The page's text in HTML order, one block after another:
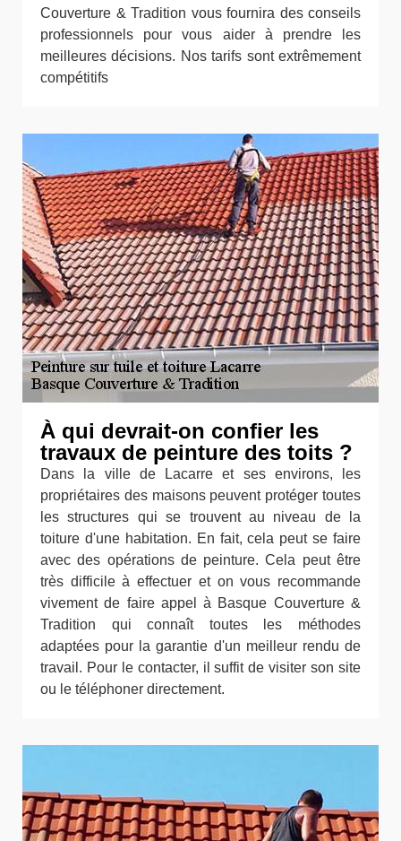
Couverture & Tradition vous fournira des conseils
professionnels pour vous aider à prendre les
meilleures décisions. Nos tarifs sont extrêmement
compétitifs
À qui devrait-on confier les
travaux de peinture des toits ?
Dans la ville de Lacarre et ses environs, les
propriétaires des maisons peuvent protéger toutes
les structures qui se trouvent au niveau de la
toiture d'une habitation. En fait, cela peut se faire
avec des opérations de peinture. Cela peut être
très difficile à effectuer et on vous recommande
vivement de faire appel à Basque Couverture &
Tradition qui connaît toutes les méthodes
adaptées pour la garantie d'un meilleur rendu de
travail. Pour le contacter, il suffit de visiter son site
ou le téléphoner directement.